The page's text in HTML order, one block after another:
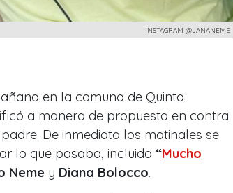
INSTAGRAM @JANANEME
en la comuna de Quinta
a manera de propuesta en contra
De inmediato los matinales se
lo que pasaba, incluido “Mucho
Neme y Diana Bolocco.